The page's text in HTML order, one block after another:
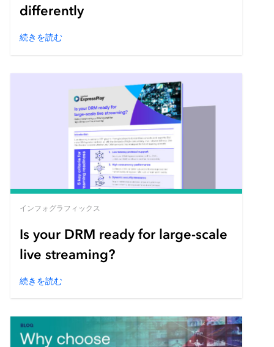
differently
続きを読む
インフォグラフィックス
Is your DRM ready for large-scale
live streaming?
続きを読む